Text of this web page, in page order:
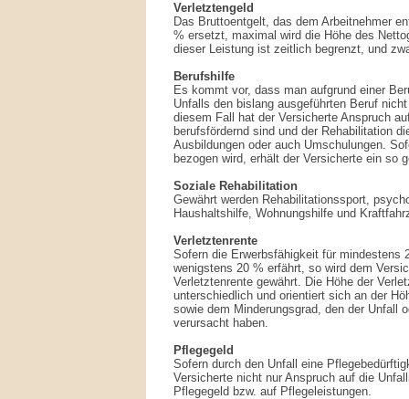
Verletztengeld
Das Bruttoentgelt, das dem Arbeitnehmer
% ersetzt, maximal wird die Höhe des
dieser Leistung ist zeitlich begrenzt, und
Berufshilfe
Es kommt vor, dass man aufgrund einer
Unfalls den bislang ausgeführten Beruf
diesem Fall hat der Versicherte Anspruch
berufsfördernd sind und der Rehabilitation
Ausbildungen oder auch Umschulungen.
bezogen wird, erhält der Versicherte ein so
Soziale Rehabilitation
Gewährt werden Rehabilitationssport,
Haushaltshilfe, Wohnungshilfe und
Verletztenrente
Sofern die Erwerbsfähigkeit für mindestens
wenigstens 20 % erfährt, so wird dem
Verletztenrente gewährt. Die Höhe der
unterschiedlich und orientiert sich an der
sowie dem Minderungsgrad, den der Unfall
verursacht haben.
Pflegegeld
Sofern durch den Unfall eine
Versicherte nicht nur Anspruch auf die
Pflegegeld bzw. auf Pflegeleistungen.